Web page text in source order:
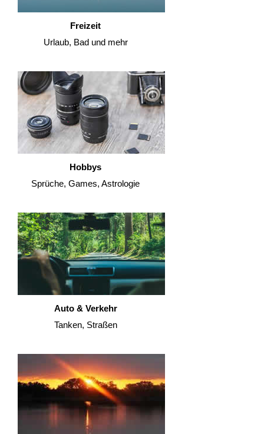
Freizeit
Urlaub, Bad und mehr
Hobbys
Sprüche, Games, Astrologie
Auto & Verkehr
Tanken, Straßen